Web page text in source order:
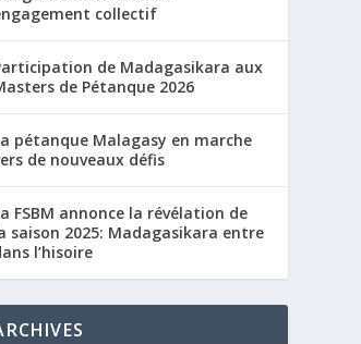
collectif
de Madagasikara aux
de Pétanque 2026
pétanque Malagasy en marche
de nouveaux défis
FSBM annonce la révélation de
saison 2025: Madagasikara entre
l’hisoire